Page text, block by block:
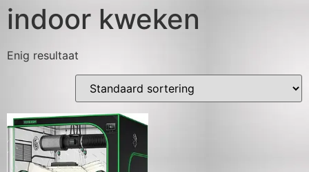
indoor kweken
Enig resultaat